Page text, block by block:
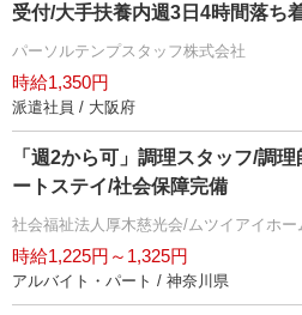
受付/大手扶養内週3日4時間落ち
パーソルテンプスタッフ株式会社
時給1,350円
派遣社員 / 大阪府
「週2から可」調理スタッフ/調
ートステイ/社会保障完備
社会福祉法人厚木慈光会/ムツイアイホー
時給1,225円～1,325円
アルバイト・パート / 神奈川県